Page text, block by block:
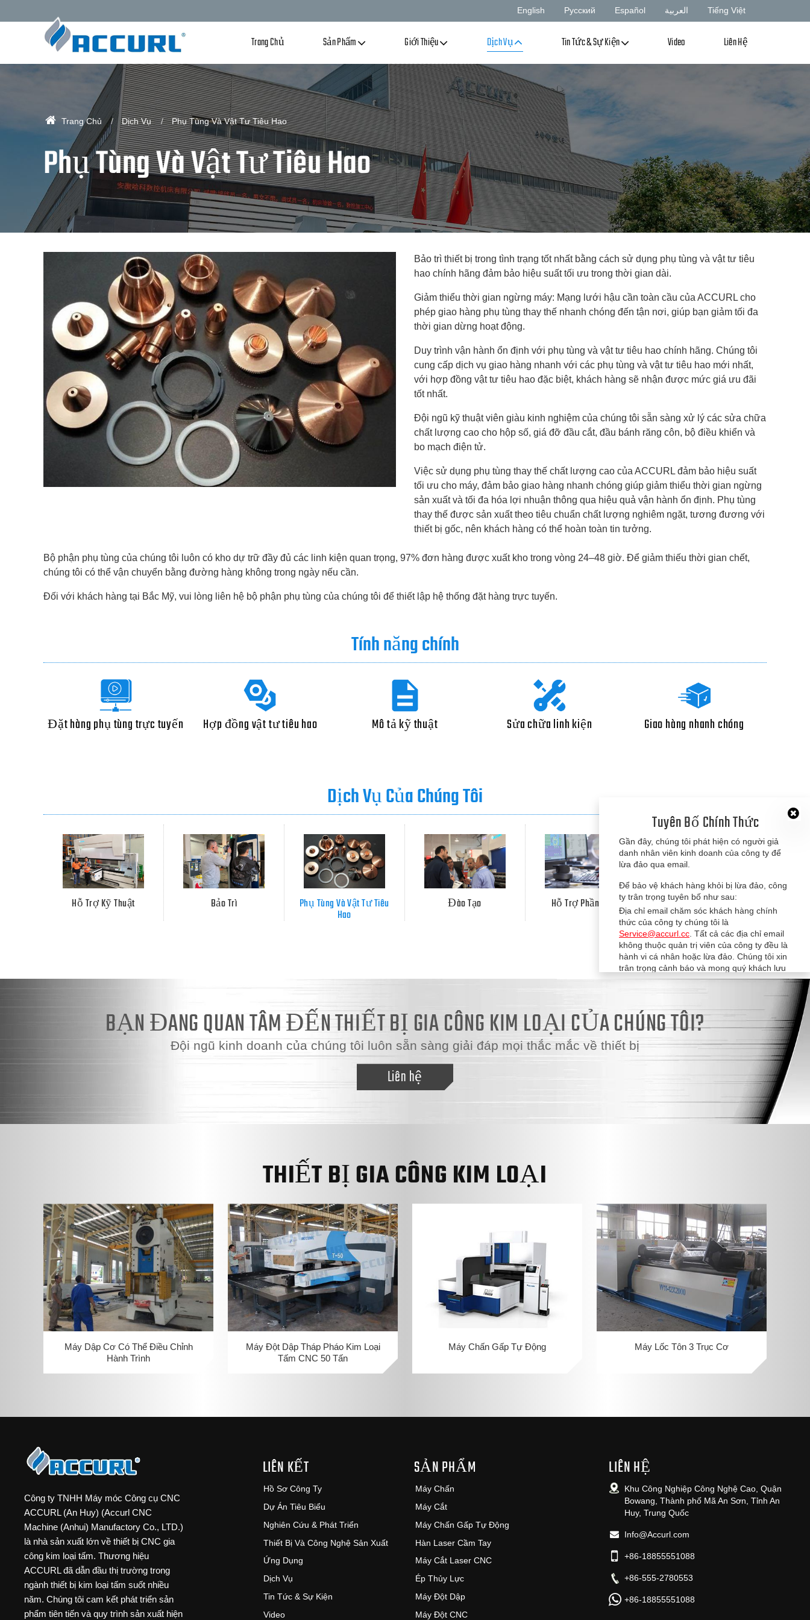
English Русский Español العربية Tiếng Việt
Trang Chủ Sản Phẩm Giới Thiệu Dịch Vụ Tin Tức & Sự Kiện Video Liên Hệ
Trang Chủ Dịch Vụ Phụ Tùng Và Vật Tư Tiêu Hao
Phụ Tùng Và Vật Tư Tiêu Hao
Bảo trì thiết bị trong tình trạng tốt nhất bằng cách sử dụng phụ tùng và vật tư tiêu
hao chính hãng đảm bảo hiệu suất tối ưu trong thời gian dài.
Giảm thiểu thời gian ngừng máy: Mạng lưới hậu cần toàn cầu của ACCURL cho
phép giao hàng phụ tùng thay thế nhanh chóng đến tận nơi, giúp bạn giảm tối đa
thời gian dừng hoạt động.
Duy trình vận hành ổn định với phụ tùng và vật tư tiêu hao chính hãng. Chúng tôi
cung cấp dịch vụ giao hàng nhanh với các phụ tùng và vật tư tiêu hao mới nhất,
với hợp đồng vật tư tiêu hao đặc biệt, khách hàng sẽ nhận được mức giá ưu đãi
tốt nhất.
Đội ngũ kỹ thuật viên giàu kinh nghiệm của chúng tôi sẵn sàng xử lý các sửa chữa
chất lượng cao cho hộp số, giá đỡ đầu cắt, đầu bánh răng côn, bộ điều khiển và
bo mạch điện tử.
Việc sử dụng phụ tùng thay thế chất lượng cao của ACCURL đảm bảo hiệu suất
tối ưu cho máy, đảm bảo giao hàng nhanh chóng giúp giảm thiểu thời gian ngừng
sản xuất và tối đa hóa lợi nhuận thông qua hiệu quả vận hành ổn định. Phụ tùng
thay thế được sản xuất theo tiêu chuẩn chất lượng nghiêm ngặt, tương đương với
thiết bị gốc, nên khách hàng có thể hoàn toàn tin tưởng.
Bộ phận phụ tùng của chúng tôi luôn có kho dự trữ đầy đủ các linh kiện quan trọng, 97% đơn hàng được xuất kho trong vòng 24–48 giờ. Để giảm thiếu thời gian chết,
chúng tôi có thể vận chuyển bằng đường hàng không trong ngày nếu cần.
Đối với khách hàng tại Bắc Mỹ, vui lòng liên hệ bộ phận phụ tùng của chúng tôi để thiết lập hệ thống đặt hàng trực tuyến.
Tính năng chính
Đặt hàng phụ tùng trực tuyến Hợp đồng vật tư tiêu hao Mô tả kỹ thuật Sửa chữa linh kiện Giao hàng nhanh chóng
Dịch Vụ Của Chúng Tôi
Hỗ Trợ Kỹ Thuật Bảo Trì Phụ Tùng Và Vật Tư Tiêu
Hao
Đào Tạo Hỗ Trợ Phần Mềm Bảo Hành
BẠN ĐANG QUAN TÂM ĐẾN THIẾT BỊ GIA CÔNG KIM LOẠI CỦA CHÚNG TÔI?
Đội ngũ kinh doanh của chúng tôi luôn sẵn sàng giải đáp mọi thắc mắc về thiết bị
Liên hệ
THIẾT BỊ GIA CÔNG KIM LOẠI
Máy Dập Cơ Có Thể Điều Chỉnh
Hành Trình
Máy Đột Dập Tháp Pháo Kim Loại
Tấm CNC 50 Tấn
Máy Chấn Gấp Tự Động Máy Lốc Tôn 3 Trục Cơ
Công ty TNHH Máy móc Công cụ CNC
ACCURL (An Huy) (Accurl CNC
Machine (Anhui) Manufactory Co., LTD.)
là nhà sản xuất lớn về thiết bị CNC gia
công kim loại tấm. Thương hiệu
ACCURL đã dẫn đầu thị trường trong
ngành thiết bị kim loại tấm suốt nhiều
năm. Chúng tôi cam kết phát triển sản
phẩm tiên tiến và quy trình sản xuất hiện
LIÊN KẾT
Hồ Sơ Công Ty
Dự Án Tiêu Biểu
Nghiên Cứu & Phát Triển
Thiết Bị Và Công Nghệ Sản Xuất
Ứng Dụng
Dịch Vụ
Tin Tức & Sự Kiện
Video
SẢN PHẨM
Máy Chấn
Máy Cắt
Máy Chấn Gấp Tự Động
Hàn Laser Cầm Tay
Máy Cắt Laser CNC
Ép Thủy Lực
Máy Đột Dập
Máy Đột CNC
LIÊN HỆ
Khu Công Nghiệp Công Nghệ Cao, Quận
Bowang, Thành phố Mã An Sơn, Tỉnh An
Huy, Trung Quốc
Info@Accurl.com
+86-18855551088
+86-555-2780553
+86-18855551088
Tuyên Bố Chính Thức
Gần đây, chúng tôi phát hiện có người giả
danh nhân viên kinh doanh của công ty để
lừa đảo qua email.
Để bảo vệ khách hàng khỏi bị lừa đảo, công
ty trân trọng tuyên bố như sau:
Địa chỉ email chăm sóc khách hàng chính
thức của công ty chúng tôi là
Service@accurl.cc. Tất cả các địa chỉ email
không thuộc quản trị viên của công ty đều là
hành vi cá nhân hoặc lừa đảo. Chúng tôi xin
trân trọng cảnh báo và mong quý khách lưu